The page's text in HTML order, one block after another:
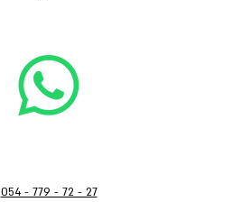
054 - 779 - 72 - 27